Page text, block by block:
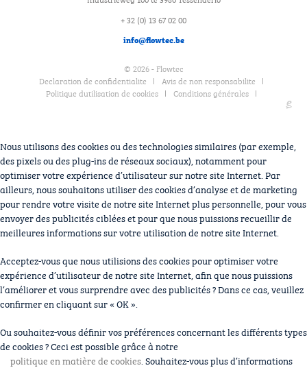
+ 32 (0) 13 67 02 00
info@flowtec.be
© 2026 - Flowtec
Declaration de confidentialite
Avis de non responsabilite
Politique dutilisation de cookies
Conditions générales
Nous utilisons des cookies ou des technologies similaires (par exemple,
des pixels ou des plug-ins de réseaux sociaux), notamment pour
optimiser votre expérience d’utilisateur sur notre site Internet. Par
ailleurs, nous souhaitons utiliser des cookies d’analyse et de marketing
pour rendre votre visite de notre site Internet plus personnelle, pour vous
envoyer des publicités ciblées et pour que nous puissions recueillir de
meilleures informations sur votre utilisation de notre site Internet.
Acceptez-vous que nous utilisions des cookies pour optimiser votre
expérience d’utilisateur de notre site Internet, afin que nous puissions
l’améliorer et vous surprendre avec des publicités ? Dans ce cas, veuillez
confirmer en cliquant sur« OK »
Ou souhaitez-vous définir vos préférences concernant les différents types
de cookies ? Ceci est possible grâce à notre
politique en matière de cookies . Souhaitez-vous plus d’informations